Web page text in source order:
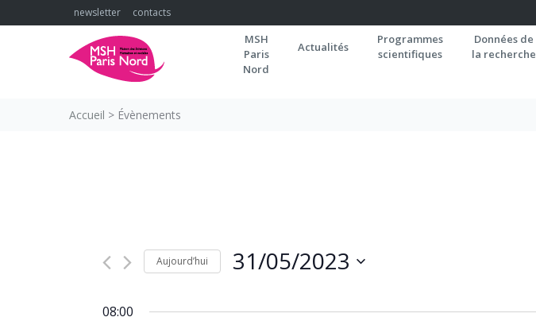
to
newsletter contacts
MSH
Paris
Nord
Actualités
Programmes
scientifiques
Données de
la recherche
Accueil > Évènements
Aujourd’hui 31/05/2023
08:00